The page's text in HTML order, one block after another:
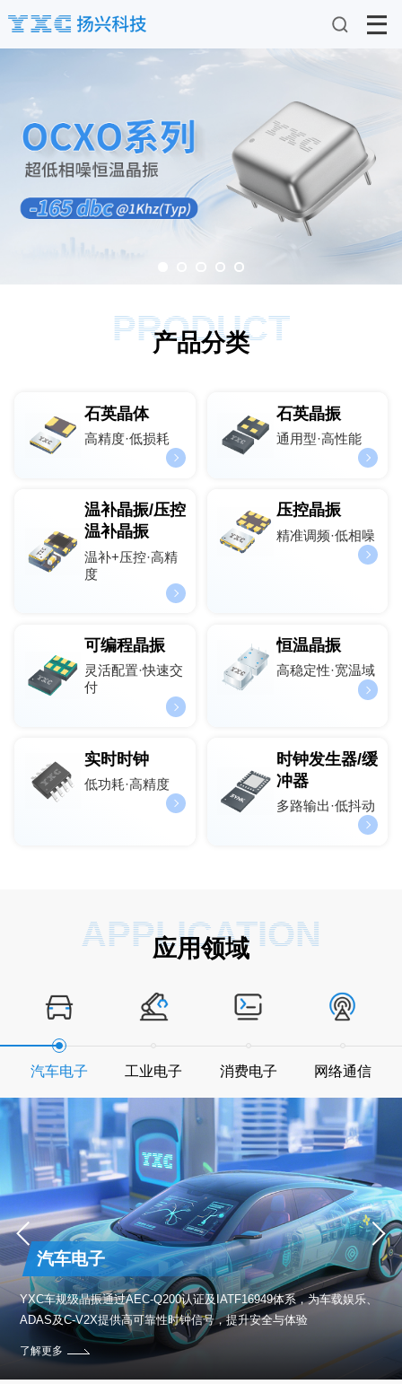
PRODUCT
产品分类
石英晶体
高精度·低损耗
石英晶振
通用型·高性能
温补晶振/压控
温补晶振
温补+压控·高精
度
压控晶振
精准调频·低相噪
可编程晶振
灵活配置·快速交
付
恒温晶振
高稳定性·宽温域
实时时钟
低功耗·高精度
时钟发生器/缓
冲器
多路输出·低抖动
APPLICATION
应用领域
汽车电子 工业电子 消费电子 网络通信
汽车电子
YXC车规级晶振通过AEC-Q200认证及IATF16949体系，为车载娱乐、
ADAS及C-V2X提供高可靠性时钟信号，提升安全与体验
了解更多